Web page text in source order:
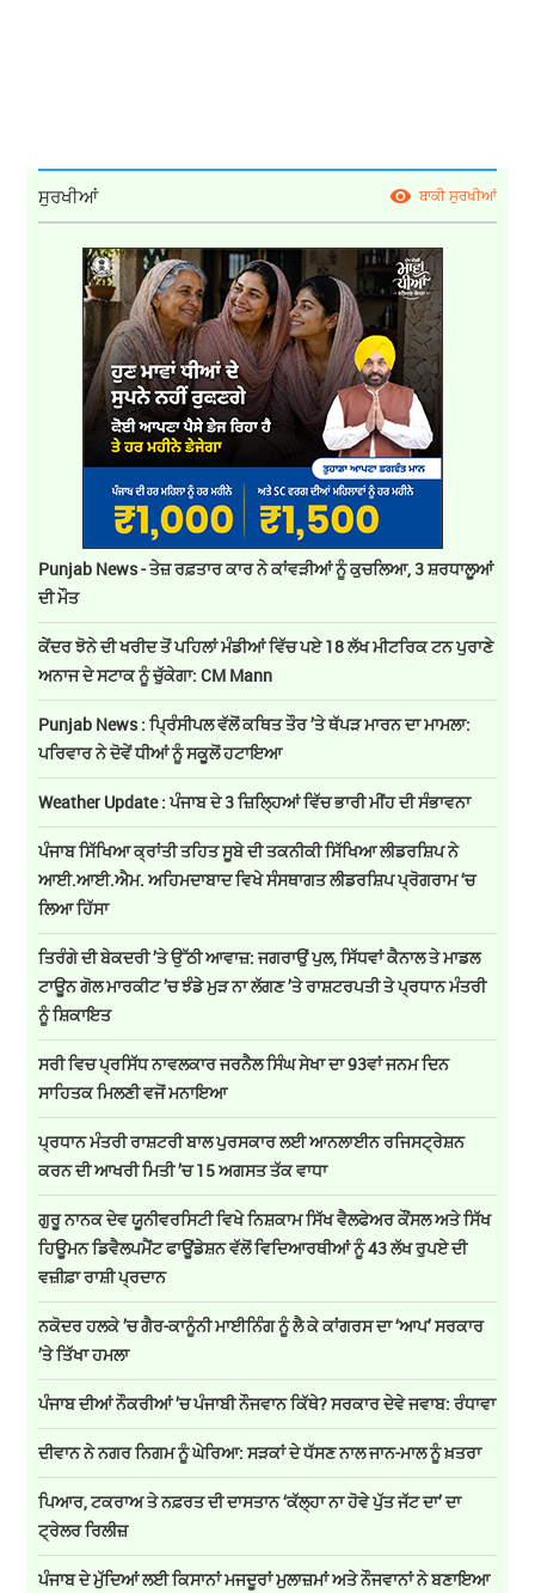
ਸੁਰਖੀਆਂ ਬਾਕੀ ਸੁਰਖੀਆਂ
Punjab News - ਤੇਜ਼ ਰਫ਼ਤਾਰ ਕਾਰ ਨੇ ਕਾਂਵੜੀਆਂ ਨੂੰ ਕੁਚਲਿਆ, 3 ਸ਼ਰਧਾਲੂਆਂ
ਦੀ ਮੌਤ
ਕੇਂਦਰ ਝੋਨੇ ਦੀ ਖਰੀਦ ਤੋਂ ਪਹਿਲਾਂ ਮੰਡੀਆਂ ਵਿੱਚ ਪਏ 18 ਲੱਖ ਮੀਟਰਿਕ ਟਨ ਪੁਰਾਣੇ
ਅਨਾਜ ਦੇ ਸਟਾਕ ਨੂੰ ਚੁੱਕੇਗਾ: CM Mann
Punjab News : ਪ੍ਰਿੰਸੀਪਲ ਵੱਲੋਂ ਕਥਿਤ ਤੌਰ ’ਤੇ ਥੱਪੜ ਮਾਰਨ ਦਾ ਮਾਮਲਾ:
ਪਰਿਵਾਰ ਨੇ ਦੋਵੇਂ ਧੀਆਂ ਨੂੰ ਸਕੂਲੋਂ ਹਟਾਇਆ
Weather Update : ਪੰਜਾਬ ਦੇ 3 ਜ਼ਿਲ੍ਹਿਆਂ ਵਿੱਚ ਭਾਰੀ ਮੀਂਹ ਦੀ ਸੰਭਾਵਨਾ
ਪੰਜਾਬ ਸਿੱਖਿਆ ਕ੍ਰਾਂਤੀ ਤਹਿਤ ਸੂਬੇ ਦੀ ਤਕਨੀਕੀ ਸਿੱਖਿਆ ਲੀਡਰਸ਼ਿਪ ਨੇ
ਆਈ.ਆਈ.ਐਮ. ਅਹਿਮਦਾਬਾਦ ਵਿਖੇ ਸੰਸਥਾਗਤ ਲੀਡਰਸ਼ਿਪ ਪ੍ਰੋਗਰਾਮ ‘ਚ
ਲਿਆ ਹਿੱਸਾ
ਤਿਰੰਗੇ ਦੀ ਬੇਕਦਰੀ ’ਤੇ ਉੱਠੀ ਆਵਾਜ਼: ਜਗਰਾਉਂ ਪੁਲ, ਸਿੱਧਵਾਂ ਕੈਨਾਲ ਤੇ ਮਾਡਲ
ਟਾਊਨ ਗੋਲ ਮਾਰਕੀਟ ’ਚ ਝੰਡੇ ਮੁੜ ਨਾ ਲੱਗਣ ’ਤੇ ਰਾਸ਼ਟਰਪਤੀ ਤੇ ਪ੍ਰਧਾਨ ਮੰਤਰੀ
ਨੂੰ ਸ਼ਿਕਾਇਤ
ਸਰੀ ਵਿਚ ਪ੍ਰਸਿੱਧ ਨਾਵਲਕਾਰ ਜਰਨੈਲ ਸਿੰਘ ਸੇਖਾ ਦਾ 93ਵਾਂ ਜਨਮ ਦਿਨ
ਸਾਹਿਤਕ ਮਿਲਣੀ ਵਜੋਂ ਮਨਾਇਆ
ਪ੍ਰਧਾਨ ਮੰਤਰੀ ਰਾਸ਼ਟਰੀ ਬਾਲ ਪੁਰਸਕਾਰ ਲਈ ਆਨਲਾਈਨ ਰਜਿਸਟ੍ਰੇਸ਼ਨ
ਕਰਨ ਦੀ ਆਖਰੀ ਮਿਤੀ ’ਚ 15 ਅਗਸਤ ਤੱਕ ਵਾਧਾ
ਗੁਰੂ ਨਾਨਕ ਦੇਵ ਯੂਨੀਵਰਸਿਟੀ ਵਿਖੇ ਨਿਸ਼ਕਾਮ ਸਿੱਖ ਵੈਲਫੇਅਰ ਕੌਂਸਲ ਅਤੇ ਸਿੱਖ
ਹਿਊਮਨ ਡਿਵੈਲਪਮੈਂਟ ਫਾਊਂਡੇਸ਼ਨ ਵੱਲੋਂ ਵਿਦਿਆਰਥੀਆਂ ਨੂੰ 43 ਲੱਖ ਰੁਪਏ ਦੀ
ਵਜ਼ੀਫ਼ਾ ਰਾਸ਼ੀ ਪ੍ਰਦਾਨ
ਨਕੋਦਰ ਹਲਕੇ ’ਚ ਗੈਰ-ਕਾਨੂੰਨੀ ਮਾਈਨਿੰਗ ਨੂੰ ਲੈ ਕੇ ਕਾਂਗਰਸ ਦਾ ‘ਆਪ’ ਸਰਕਾਰ
’ਤੇ ਤਿੱਖਾ ਹਮਲਾ
ਪੰਜਾਬ ਦੀਆਂ ਨੌਕਰੀਆਂ ’ਚ ਪੰਜਾਬੀ ਨੌਜਵਾਨ ਕਿੱਥੇ? ਸਰਕਾਰ ਦੇਵੇ ਜਵਾਬ: ਰੰਧਾਵਾ
ਦੀਵਾਨ ਨੇ ਨਗਰ ਨਿਗਮ ਨੂੰ ਘੇਰਿਆ: ਸੜਕਾਂ ਦੇ ਧੱਸਣ ਨਾਲ ਜਾਨ-ਮਾਲ ਨੂੰ ਖ਼ਤਰਾ
ਪਿਆਰ, ਟਕਰਾਅ ਤੇ ਨਫ਼ਰਤ ਦੀ ਦਾਸਤਾਨ ‘ਕੱਲ੍ਹਾ ਨਾ ਹੋਵੇ ਪੁੱਤ ਜੱਟ ਦਾ’ ਦਾ
ਟ੍ਰੇਲਰ ਰਿਲੀਜ਼
ਪੰਜਾਬ ਦੇ ਮੁੱਦਿਆਂ ਲਈ ਕਿਸਾਨਾਂ ਮਜਦੂਰਾਂ ਮੁਲਾਜ਼ਮਾਂ ਅਤੇ ਨੌਜਵਾਨਾਂ ਨੇ ਬਣਾਇਆ